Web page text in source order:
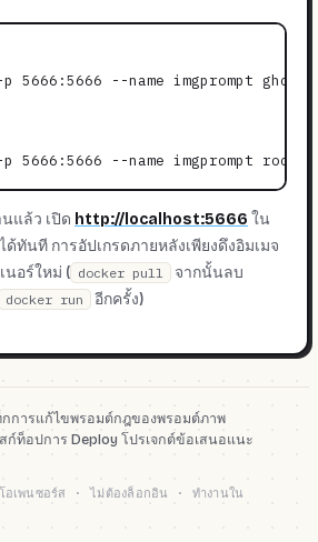
5666:5666 --name imgprompt
แล้ว เปิด http://localhost:5666 ใน
ด้ทันที การอัปเกรดภายหลังเพียงดึงอิมเมจ
นอร์ใหม่ ( docker pull
จากนั้นลบ
docker run อีกครั้ง)
การแก้ไขพรอมต์กฎของพรอมต์ภาพ
ก์ท็อปการ Deploy โปรเจกต์ข้อเสนอแนะ
อเพนซอร์ส · ไม่ต้องล็อกอิน · ทำงานใน